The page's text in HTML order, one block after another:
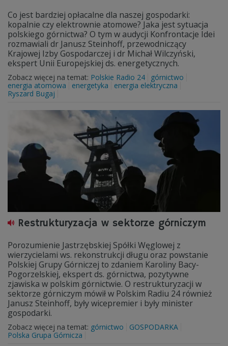
Co jest bardziej opłacalne dla naszej gospodarki:
kopalnie czy elektrownie atomowe? Jaka jest sytuacja
polskiego górnictwa? O tym w audycji Konfrontacje Idei
rozmawiali dr Janusz Steinhoff, przewodniczący
Krajowej Izby Gospodarczej i dr Michał Wilczyński,
ekspert Unii Europejskiej ds. energetycznych.
Zobacz więcej na temat: Polskie Radio 24
górnictwo
energia atomowa
energetyka
energia elektryczna
Ryszard Bugaj
Restrukturyzacja w sektorze górniczym
Porozumienie Jastrzębskiej Spółki Węglowej z
wierzycielami ws. rekonstrukcji długu oraz powstanie
Polskiej Grupy Górniczej to zdaniem Karoliny Bacy-
Pogorzelskiej, ekspert ds. górnictwa, pozytywne
zjawiska w polskim górnictwie. O restrukturyzacji w
sektorze górniczym mówił w Polskim Radiu 24 również
Janusz Steinhoff, były wicepremier i były minister
gospodarki.
Zobacz więcej na temat: górnictwo
GOSPODARKA
Polska Grupa Górnicza